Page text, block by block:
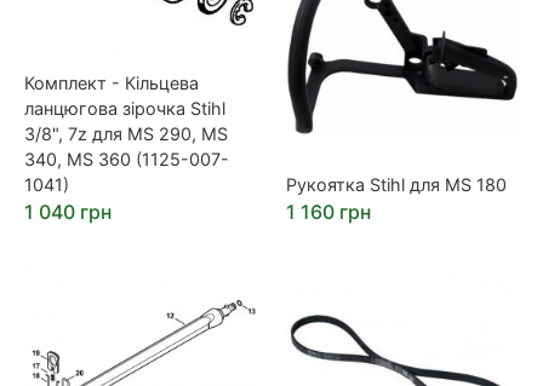
Комплект - Кільцева
ланцюгова зірочка Stihl
3/8", 7z для MS 290, MS
340, MS 360 (1125-007-
1041)
1 040 грн
Рукоятка Stihl для MS 180
1 160 грн